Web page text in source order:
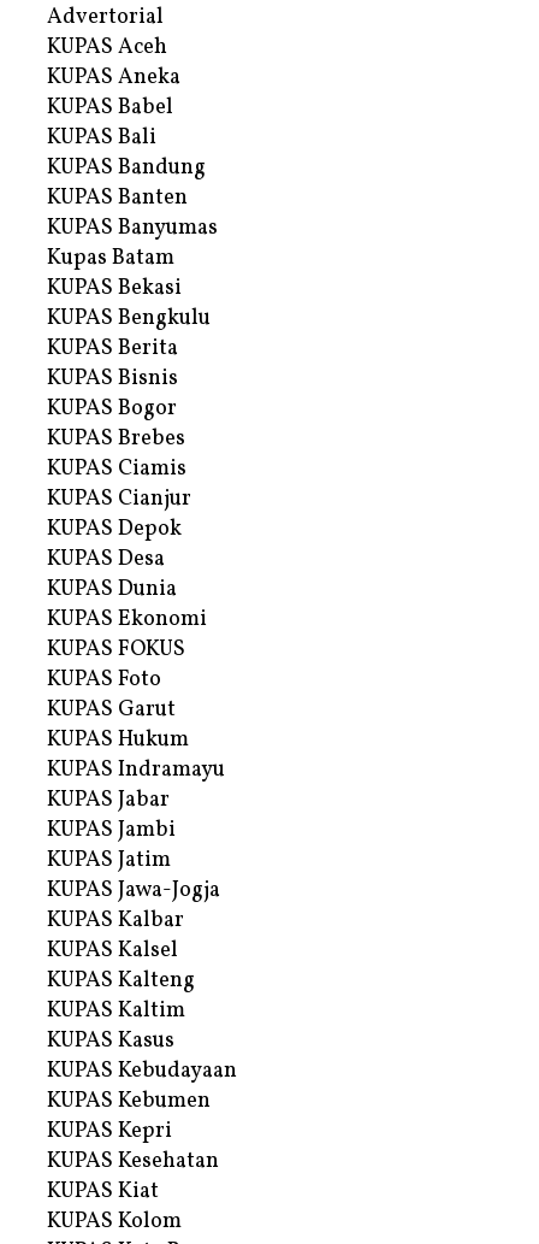
Advertorial
KUPAS Aceh
KUPAS Aneka
KUPAS Babel
KUPAS Bali
KUPAS Bandung
KUPAS Banten
KUPAS Banyumas
Kupas Batam
KUPAS Bekasi
KUPAS Bengkulu
KUPAS Berita
KUPAS Bisnis
KUPAS Bogor
KUPAS Brebes
KUPAS Ciamis
KUPAS Cianjur
KUPAS Depok
KUPAS Desa
KUPAS Dunia
KUPAS Ekonomi
KUPAS FOKUS
KUPAS Foto
KUPAS Garut
KUPAS Hukum
KUPAS Indramayu
KUPAS Jabar
KUPAS Jambi
KUPAS Jatim
KUPAS Jawa-Jogja
KUPAS Kalbar
KUPAS Kalsel
KUPAS Kalteng
KUPAS Kaltim
KUPAS Kasus
KUPAS Kebudayaan
KUPAS Kebumen
KUPAS Kepri
KUPAS Kesehatan
KUPAS Kiat
KUPAS Kolom